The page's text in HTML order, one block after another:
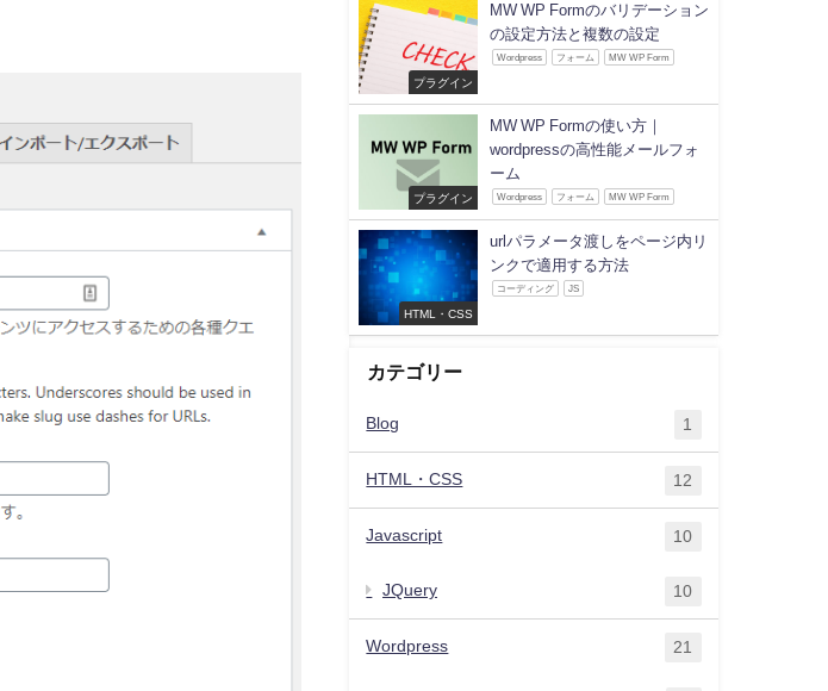
プラグイン
MW WP Formのバリデーション
の設定方法と複数の設定
Wordpress フォーム MW WP Form
プラグイン
MW WP Formの使い方｜
wordpressの高性能メールフォ
ーム
Wordpress フォーム MW WP Form
HTML・CSS
urlパラメータ渡しをページ内リ
ンクで適用する方法
コーディング JS
カテゴリー
Blog 1
HTML・CSS 12
Javascript 10
JQuery 10
Wordpress 21